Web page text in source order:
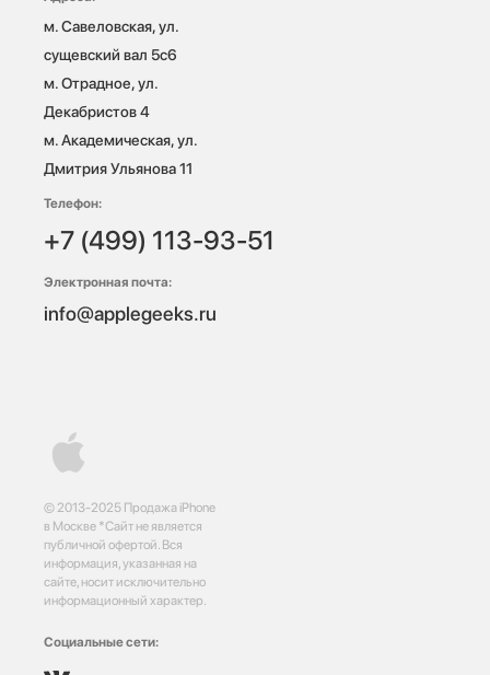
© 2013-2025 Продажа iPhone
в Москве *Сайт не является
публичной офертой. Вся
информация, указанная на
сайте, носит исключительно
информационный характер.
Социальные сети:
м. Савеловская, ул.
сущевский вал 5с6
м. Отрадное, ул.
Декабристов 4
м. Академическая, ул.
Дмитрия Ульянова 11
Телефон:
+7 (499) 113-93-51
Электронная почта:
info@applegeeks.ru